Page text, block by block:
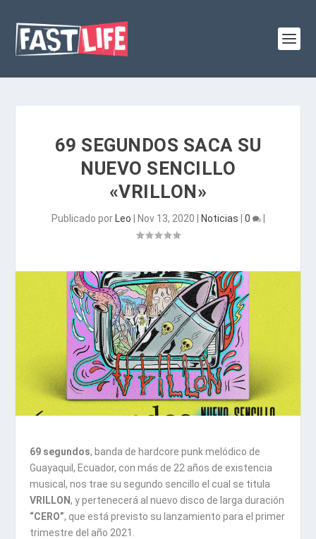
69 SEGUNDOS SACA SU
NUEVO SENCILLO
«VRILLON»
Publicado por Leo Nov 13, 2020 Noticias 0 |
69 segundos, banda de hardcore punk melódico de
Guayaquil, Ecuador, con más de 22 años de existencia
musical, nos trae su segundo sencillo el cual se titula
VRILLON, y pertenecerá al nuevo disco de larga duración
“CERO”, que está previsto su lanzamiento para el primer
trimestre del año 2021.